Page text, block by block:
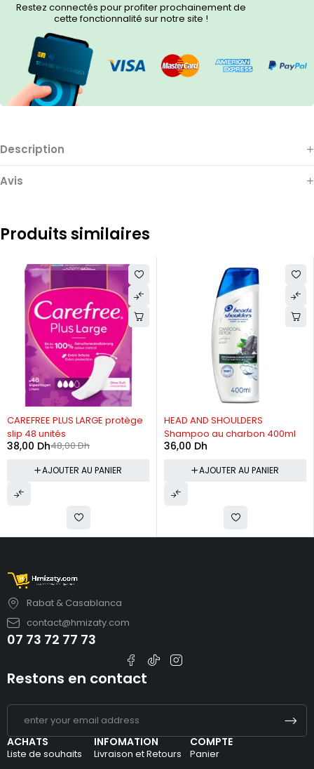
Restez connectés pour profiter prochainement de
cette fonctionnalité sur notre site !
Description
Avis
Produits similaires
-21%
CAREFREE PLUS LARGE protège
slip 48 unités
48,00Dh
38,00 Dh
AJOUTER AU PANIER
HEAD AND SHOULDERS
Shampoo au charbon 400ml
36,00 Dh
AJOUTER AU PANIER
Rabat & Casablanca
contact@hmizaty.com
07 73 72 77 73
ACHATS
Liste de souhaits
INFOMATION
Livraison et Retours
COMPTE
Panier
Restons en contact